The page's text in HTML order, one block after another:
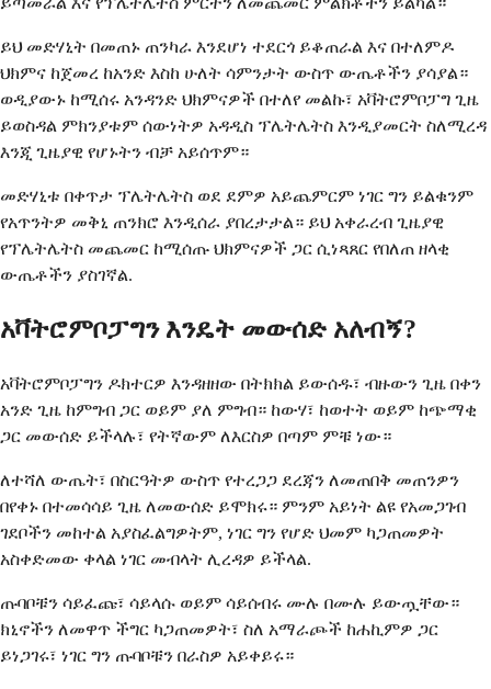
ይህ መድሃኒት በመጠኑ ጠንካራ እንደሆነ ተደርጎ ይቆጠራል እና በተለምዶ
ህክምና ከጀመረ ከአንድ እስከ ሁለት ሳምንታት ውስጥ ውጤቶችን ያሳያል።
ወዲያውኑ ከሚሰሩ አንዳንድ ህክምናዎች በተለየ መልኩ፣ አቫትሮምቦፓግ ጊዜ
ይወስዳል ምክንያቱም ሰውነትዎ አዳዲስ ፕሌትሌትስ እንዲያመርት ስለሚረዳ
እንጂ ጊዜያዊ የሆኑትን ብቻ አይሰጥም።
መድሃኒቱ በቀጥታ ፕሌትሌትስ ወደ ደምዎ አይጨምርም ነገር ግን ይልቁንም
የአጥንትዎ መቅኒ ጠንክሮ እንዲሰራ ያበረታታል። ይህ አቀራረብ ጊዜያዊ
የፕሌትሌትስ መጨመር ከሚሰጡ ህክምናዎች ጋር ሲነጻጸር የበለጠ ዘላቂ
ውጤቶችን ያስገኛል.
አቫትሮምቦፓግን እንዴት መውሰድ አለብኝ?
አቫትሮምቦፓግን ዶክተርዎ እንዳዘዘው በትክክል ይውሰዱ፣ ብዙውን ጊዜ በቀን
አንድ ጊዜ ከምግብ ጋር ወይም ያለ ምግብ። ከውሃ፣ ከወተት ወይም ከጭማቂ
ጋር መውሰድ ይችላሉ፣ የትኛውም ለእርስዎ በጣም ምቹ ነው።
ለተሻለ ውጤት፣ በስርዓትዎ ውስጥ የተረጋጋ ደረጃን ለመጠበቅ መጠንዎን
በየቀኑ በተመሳሳይ ጊዜ ለመውሰድ ይሞክሩ። ምንም አይነት ልዩ የአመጋገብ
ገደቦችን መከተል አያስፈልግዎትም, ነገር ግን የሆድ ህመም ካጋጠመዎት
አስቀድመው ቀላል ነገር መብላት ሊረዳዎ ይችላል.
ጡባቦቹን ሳይፈጩ፣ ሳይላሱ ወይም ሳይሰብሩ ሙሉ በሙሉ ይውጧቸው።
ክኒኖችን ለመዋጥ ችግር ካጋጠመዎት፣ ስለ አማራጮች ከሐኪምዎ ጋር
ይነጋገሩ፣ ነገር ግን ጡባቦቹን በራስዎ አይቀይሩ።